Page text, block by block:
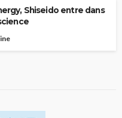
Shiseido entre dans